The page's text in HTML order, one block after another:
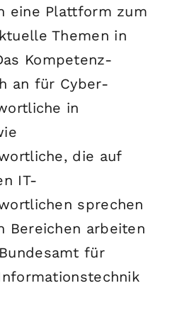
eine Plattform zum
Themen in
Kompetenz-
an für Cyber-
in
die auf
IT-
sprechen
Bereichen arbeiten
für